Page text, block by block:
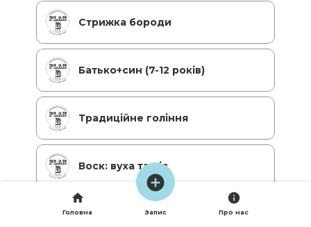
Стрижка бороди
Батько+син (7-12 років)
Традиційне гоління
Воск: вуха та ніс
Стрижка+гоління
Головна Запис Про нас